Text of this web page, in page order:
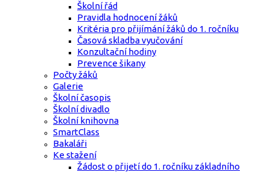
Školní řád
Pravidla hodnocení žáků
Kritéria pro přijímání žáků do 1. ročníku
Časová skladba vyučování
Konzultační hodiny
Prevence šikany
Počty žáků
Galerie
Školní časopis
Školní divadlo
Školní knihovna
SmartClass
Bakaláři
Ke stažení
Žádost o přijetí do 1. ročníku základního